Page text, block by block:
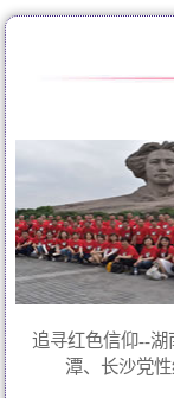
追寻红色信仰--湖
潭、长沙党